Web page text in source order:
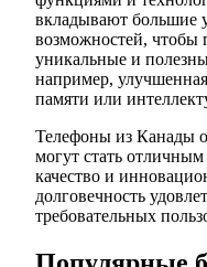
вкладывают большие
возможностей, чтобы
уникальные и
например,
памяти или
Телефоны из Канады
могут стать
качество и
долговечность
требовательных